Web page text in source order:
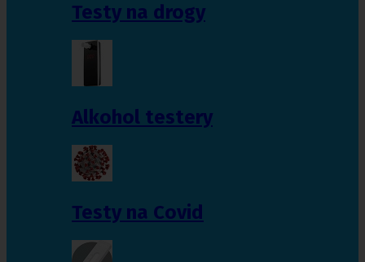
Testy na drogy
Alkohol testery
Testy na Covid